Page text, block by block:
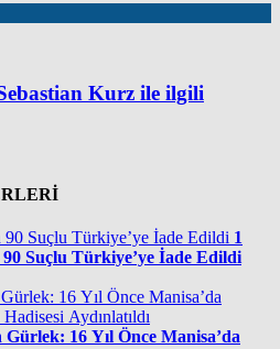
Kurz ile ilgili
1
Suçlu Türkiye’ye İade Edildi
Gürlek: 16 Yıl Önce Manisa’da